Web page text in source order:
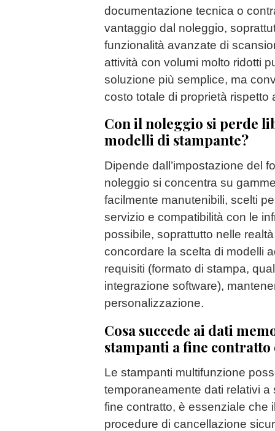
documentazione tecnica o
vantaggio dal noleggio,
funzionalità avanzate di
attività con volumi molto ridotti
soluzione più semplice, ma
costo totale di proprietà rispetto
Con il noleggio si perde
modelli di stampante?
Dipende dall’impostazione del
noleggio si concentra su
facilmente manutenibili, scelti
servizio e compatibilità con le
possibile, soprattutto nelle
concordare la scelta di modelli
requisiti (formato di stampa,
integrazione software),
personalizzazione.
Cosa succede ai dati
stampanti a fine
Le stampanti multifunzione
temporaneamente dati relativi
fine contratto, è essenziale che
procedure di cancellazione